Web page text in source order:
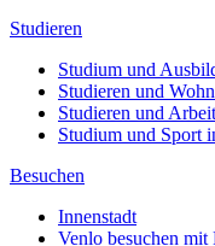
Studieren
Studium und
Studieren und
Studieren und
Studium und Sport
Besuchen
Innenstadt
Venlo besuchen mit